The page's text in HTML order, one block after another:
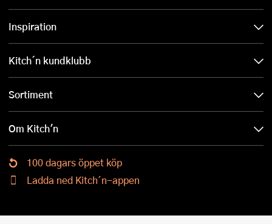
Inspiration
Kitch´n kundklubb
Sortiment
Om Kitch'n
100 dagars öppet köp
Ladda ned Kitch´n-appen